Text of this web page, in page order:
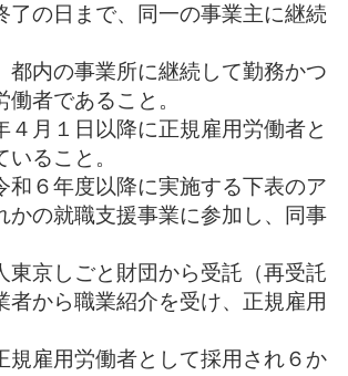
了の日まで、同一の事業主に継続
の事業所に継続して勤務かつ
者であること。
４月１日以降に正規雇用労働者と
いること。
和６年度以降に実施する下表のア
かの就職支援事業に参加し、同事
京しごと財団から受託（再受託
者から職業紹介を受け、正規雇用
雇用労働者として採用され６か